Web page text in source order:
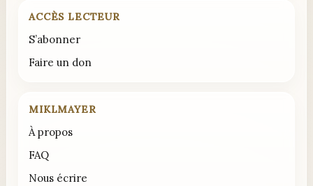
ACCÈS LECTEUR
S’abonner
Faire un don
MIKLMAYER
À propos
FAQ
Nous écrire